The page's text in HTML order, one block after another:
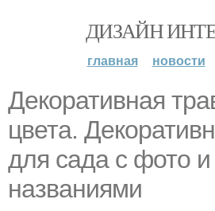
ДИЗАЙН
главная новости
Декоративная
цвета.
для сада с фото и
названиями